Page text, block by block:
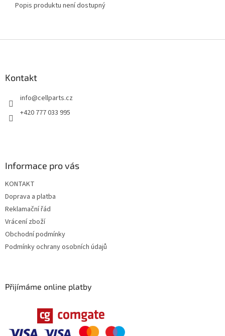
Popis produktu není dostupný
Kontakt
info@cellparts.cz
+420 777 033 995
Informace pro vás
KONTAKT
Doprava a platba
Reklamační řád
Vrácení zboží
Obchodní podmínky
Podmínky ochrany osobních údajů
Přijímáme online platby